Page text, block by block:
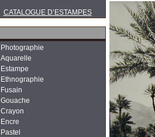
CATALOGUE D’ESTAMPES
Photographie
Aquarelle
Estampe
Ethnographie
Fusain
Gouache
Crayon
Encre
Pastel